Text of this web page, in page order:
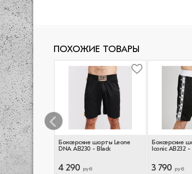
ПОХОЖИЕ ТОВАРЫ
Hardcore
White
Боксерские шорты Leone
DNA AB230 - Black
4 290 руб
Боксерские
Iconic AB232 -
3 790 руб